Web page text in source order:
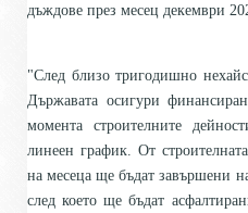
дъждове през месец декември
"След близо тригодишно
Държавата осигури
момента строителните
линеен график. От
на месеца ще бъдат завършени
след което ще бъдат